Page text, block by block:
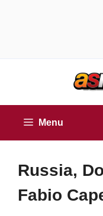
Menu
Russia,
Fabio